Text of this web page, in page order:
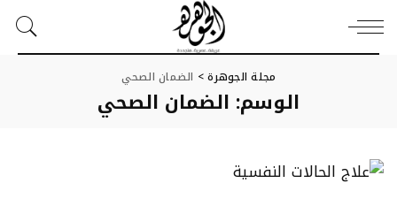
مجلة الجوهرة> الضمان الصحي
الوسم: الضمان الصحي